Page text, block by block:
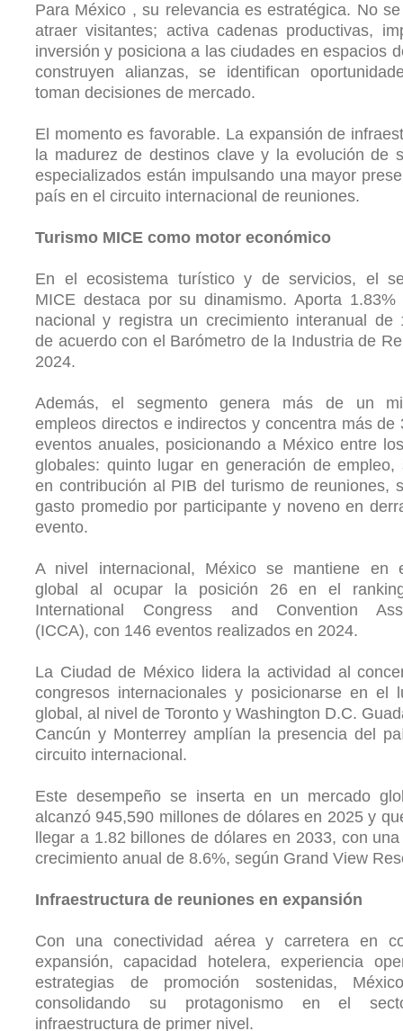
Para México , su relevancia es estratégica. No
atraer visitantes; activa cadenas productivas,
inversión y posiciona a las ciudades en espacios
construyen alianzas, se identifican
toman decisiones de mercado.
El momento es favorable. La expansión de
la madurez de destinos clave y la evolución de
especializados están impulsando una mayor
país en el circuito internacional de reuniones.
Turismo MICE como motor económico
En el ecosistema turístico y de servicios, el
MICE destaca por su dinamismo. Aporta 1.83%
nacional y registra un crecimiento interanual de
de acuerdo con el Barómetro de la Industria de
2024.
Además, el segmento genera más de un
empleos directos e indirectos y concentra más de
eventos anuales, posicionando a México entre
globales: quinto lugar en generación de empleo,
en contribución al PIB del turismo de reuniones,
gasto promedio por participante y noveno en
evento.
A nivel internacional, México se mantiene en
global al ocupar la posición 26 en el
International Congress and Convention
(ICCA), con 146 eventos realizados en 2024.
La Ciudad de México lidera la actividad al
congresos internacionales y posicionarse en el
global, al nivel de Toronto y Washington D.C.
Cancún y Monterrey amplían la presencia del
circuito internacional.
Este desempeño se inserta en un mercado
alcanzó 945,590 millones de dólares en 2025 y
llegar a 1.82 billones de dólares en 2033, con
crecimiento anual de 8.6%, según Grand View
Infraestructura de reuniones en expansión
Con una conectividad aérea y carretera en
expansión, capacidad hotelera, experiencia
estrategias de promoción sostenidas,
consolidando su protagonismo en el
infraestructura de primer nivel.